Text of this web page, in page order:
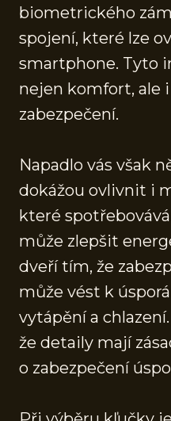
biometrického
spojení, které lze
smartphone. Tyto
nejen komfort, ale
zabezpečení.
Napadlo vás však
dokážou ovlivnit i
které
může zlepšit
dveří tím, že
může vést k
vytápění a
že detaily mají
o zabezpečení